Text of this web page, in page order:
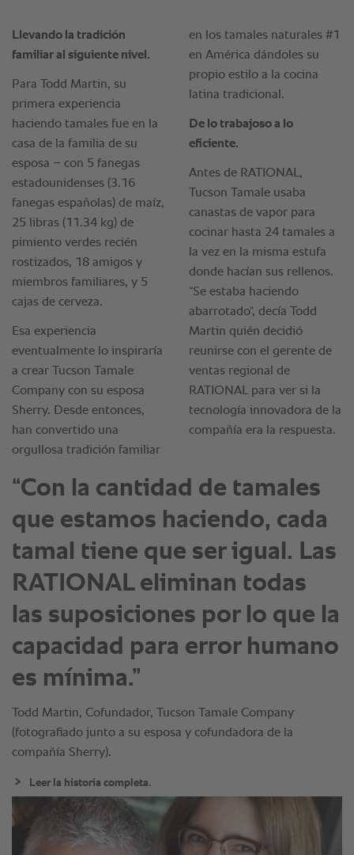
“Con la cantidad de tamales
que estamos haciendo, cada
tamal tiene que ser igual. Las
RATIONAL eliminan todas
las suposiciones por lo que la
capacidad para error humano
es mínima.”
Todd Martin, Cofundador, Tucson Tamale Company
(fotografiado junto a su esposa y cofundadora de la
compañía Sherry).
Leer la historia completa.